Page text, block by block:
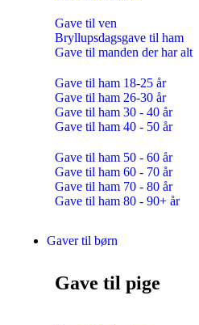
Gave til ven
Bryllupsdagsgave til ham
Gave til manden der har alt
Gave til ham 18-25 år
Gave til ham 26-30 år
Gave til ham 30 - 40 år
Gave til ham 40 - 50 år
Gave til ham 50 - 60 år
Gave til ham 60 - 70 år
Gave til ham 70 - 80 år
Gave til ham 80 - 90+ år
Gaver til børn
Gave til pige